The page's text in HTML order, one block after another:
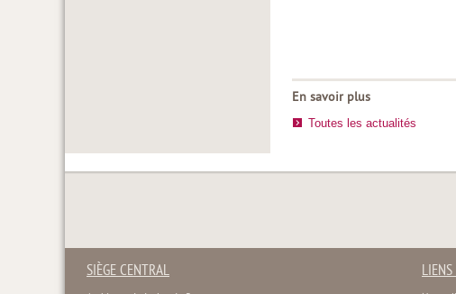
En savoir plus
Toutes les actualités
SIÈGE CENTRAL